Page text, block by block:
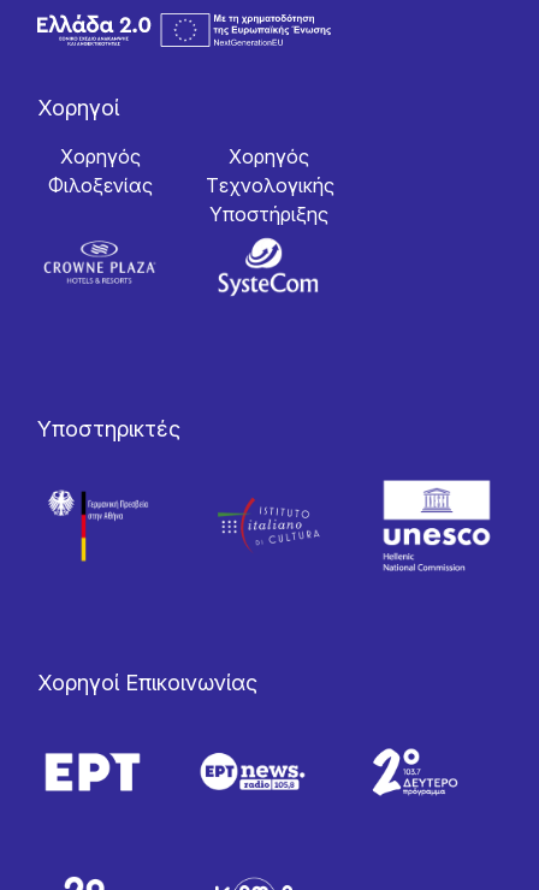
Χορηγοί
Χορηγός
Φιλοξενίας
Χορηγός
Tεχνολογικής
Yποστήριξης
Υποστηρικτές
Χορηγοί Επικοινωνίας